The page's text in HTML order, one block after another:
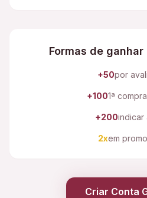
Formas de
+50por
+1001ª
+200indicar
2xem
Criar Conta